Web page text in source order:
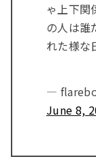
ゃ上下関
の人は誰
れた様な
—
June 8,